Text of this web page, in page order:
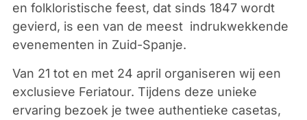
en folkloristische feest, dat sinds 1847 wordt
gevierd, is een van de meest indrukwekkende
evenementen in Zuid-Spanje.
Van 21 tot en met 24 april organiseren wij een
exclusieve Feriatour. Tijdens deze unieke
ervaring bezoek je twee authentieke casetas,